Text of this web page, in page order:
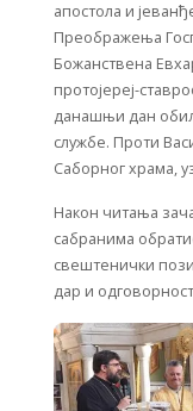
апостола и
Преображења
Божанствена
протојереј-
данашњи дан
службе. Проти
Саборног храма,
Након читања
сабранима
свештенички
дар и